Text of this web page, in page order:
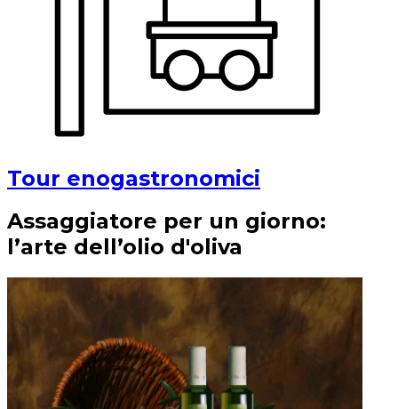
Tour enogastronomici
Assaggiatore per un giorno:
l’arte dell’olio d'oliva